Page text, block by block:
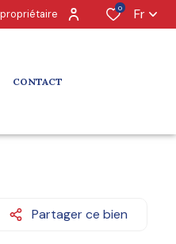
0 Fr
CONTACT
Partager ce bien